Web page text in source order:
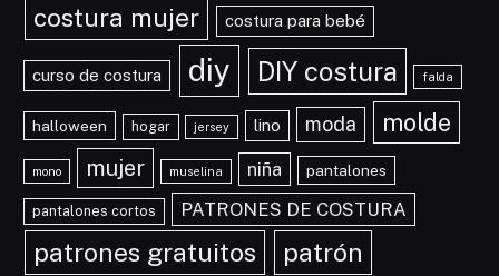
costura mujer costura para bebé
curso de costura diy DIY costura falda
halloween hogar jersey lino moda molde
mono mujer muselina niña pantalones
pantalones cortos PATRONES DE COSTURA
patrones gratuitos patrón